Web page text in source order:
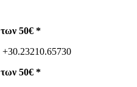
50€ *
+30.23210.65730
50€ *